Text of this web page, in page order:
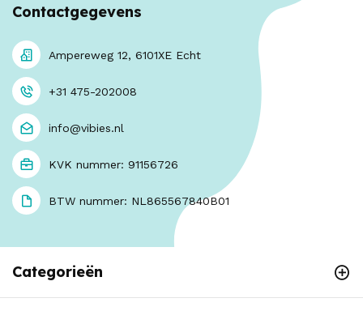
Contactgegevens
Ampereweg 12, 6101XE Echt
+31 475-202008
info@vibies.nl
KVK nummer: 91156726
BTW nummer: NL865567840B01
Categorieën